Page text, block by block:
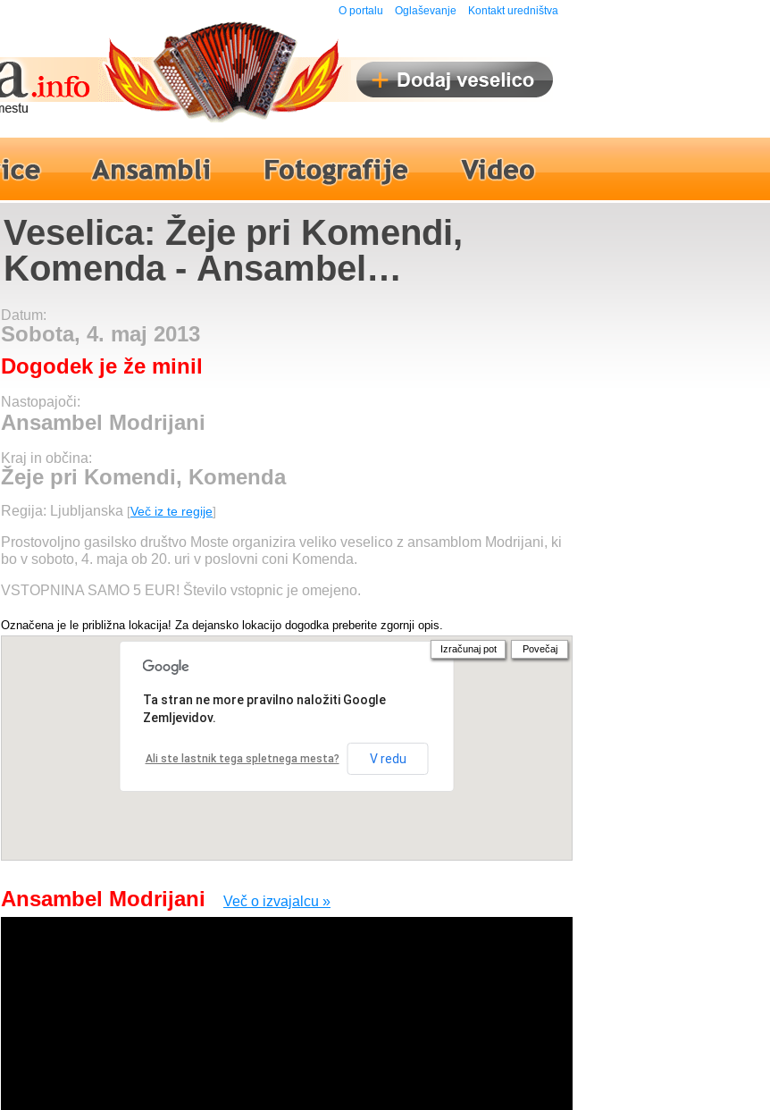
O portalu Oglaševanje Kontakt uredništva
Veselica: Žeje pri Komendi,
Komenda - Ansambel
Modrijani
Datum:
Sobota, 4. maj 2013
Dogodek je že minil
Nastopajoči:
Ansambel Modrijani
Kraj in občina:
Žeje pri Komendi, Komenda
Regija: Ljubljanska [Več iz te regije]
Prostovoljno gasilsko društvo Moste organizira veliko veselico z ansamblom Modrijani, ki
bo v soboto, 4. maja ob 20. uri v poslovni coni Komenda.
VSTOPNINA SAMO 5 EUR! Število vstopnic je omejeno.
Označena je le približna lokacija! Za dejansko lokacijo dogodka preberite zgornji opis.
Ta stran ne more pravilno naložiti Google
Zemljevidov.
Ali ste lastnik tega spletnega mesta? V redu
Izračunaj pot Povečaj
Ansambel Modrijani Več o izvajalcu »